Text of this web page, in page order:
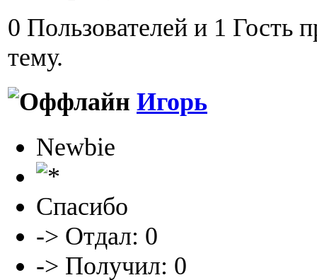
0 Пользователей и 1 Гость
тему.
Игорь
Newbie
Спасибо
-> Отдал: 0
-> Получил: 0